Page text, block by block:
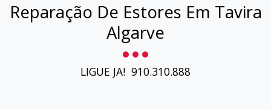
Reparação De Estores Em Tavira
Algarve
LIGUE JA!  910.310.888